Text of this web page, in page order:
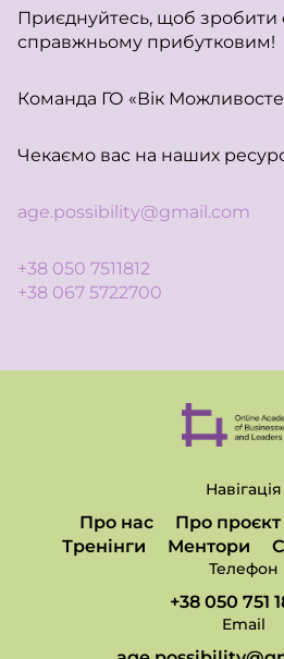
Приєднуйтесь, щоб зробити
справжньому прибутковим!
Команда ГО «Вік
Чекаємо вас на наших
age.possibility@gmail.com
+38 050 7511812
+38 067 5722700
Навігація
Про нас Про проєкт
Тренінги
Ментори
Телефон
+38 050 751
Email